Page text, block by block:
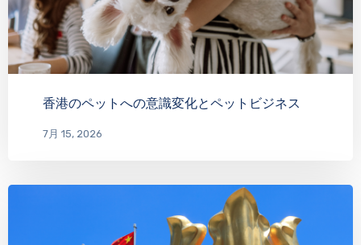
香港のペットへの意識変化とペットビジネス
7月 15, 2026